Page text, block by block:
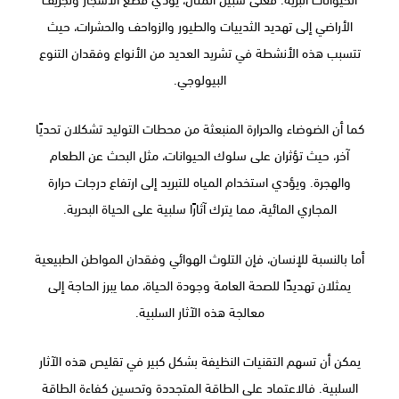
الأراضي إلى تهديد الثدييات والطيور والزواحف والحشرات، حيث
تتسبب هذه الأنشطة في تشريد العديد من الأنواع وفقدان التنوع
البيولوجي.
كما أن الضوضاء والحرارة المنبعثة من محطات التوليد تشكلان تحديًا
آخر، حيث تؤثران على سلوك الحيوانات، مثل البحث عن الطعام
والهجرة. ويؤدي استخدام المياه للتبريد إلى ارتفاع درجات حرارة
المجاري المائية، مما يترك آثارًا سلبية على الحياة البحرية.
أما بالنسبة للإنسان، فإن التلوث الهوائي وفقدان المواطن الطبيعية
يمثلان تهديدًا للصحة العامة وجودة الحياة، مما يبرز الحاجة إلى
معالجة هذه الآثار السلبية.
يمكن أن تسهم التقنيات النظيفة بشكل كبير في تقليص هذه الآثار
السلبية. فالاعتماد على الطاقة المتجددة وتحسين كفاءة الطاقة